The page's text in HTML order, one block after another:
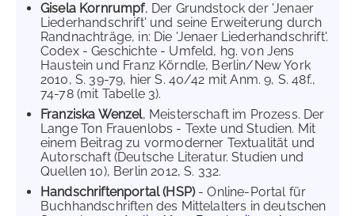
Gisela Kornrumpf, Der Grundstock der 'Jenaer
Liederhandschrift' und seine Erweiterung durch
Randnachträge, in: Die 'Jenaer Liederhandschrift'.
Codex - Geschichte - Umfeld, hg. von Jens
Haustein und Franz Körndle, Berlin/New York
2010, S. 39-79, hier S. 40/42 mit Anm. 9, S. 48f.,
74-78 (mit Tabelle 3).
Franziska Wenzel, Meisterschaft im Prozess. Der
Lange Ton Frauenlobs - Texte und Studien. Mit
einem Beitrag zu vormoderner Textualität und
Autorschaft (Deutsche Literatur. Studien und
Quellen 10), Berlin 2012, S. 332.
Handschriftenportal (HSP)- Online-Portal für
Buchhandschriften des Mittelalters in deutschen